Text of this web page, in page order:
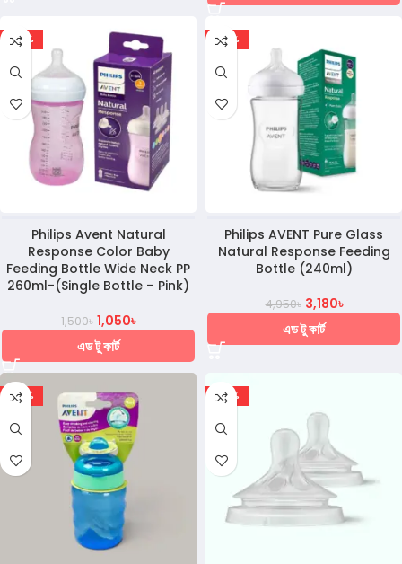
-30%
Philips Avent Natural
Response Color Baby
Feeding Bottle Wide Neck PP
260ml-(Single Bottle – Pink)
1,500৳ 1,050৳
এড টু কার্ট
-36%
Philips AVENT Pure Glass
Natural Response Feeding
Bottle (240ml)
4,950৳ 3,180৳
এড টু কার্ট
-32% -37%